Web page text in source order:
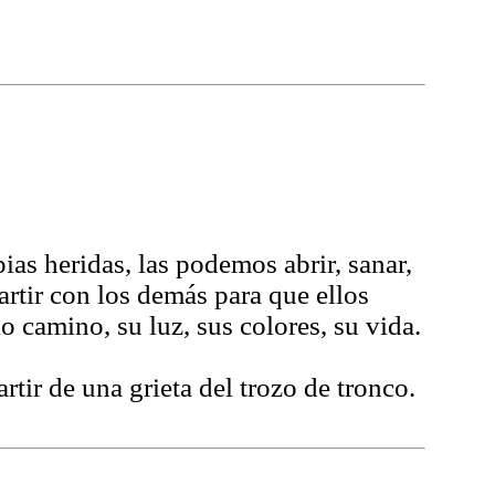
heridas, las podemos abrir, sanar,
con los demás para que ellos
camino, su luz, sus colores, su vida.
de una grieta del trozo de tronco.